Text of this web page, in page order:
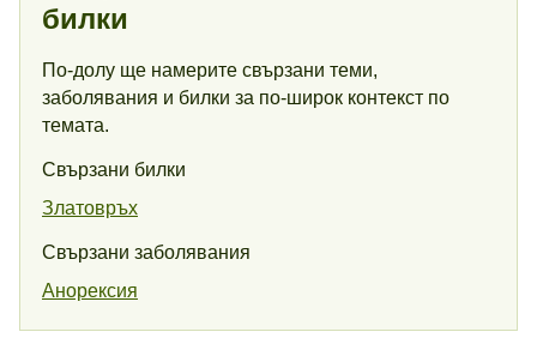
билки
По-долу ще намерите свързани теми,
заболявания и билки за по-широк контекст по
темата.
Свързани билки
Златовръх
Свързани заболявания
Анорексия